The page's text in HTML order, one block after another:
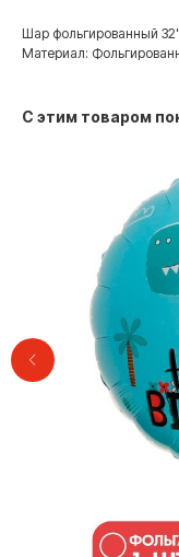
Шар фольгированный
Материал:
С этим товаром